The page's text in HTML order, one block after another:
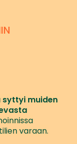
syttyi muiden
varaan.